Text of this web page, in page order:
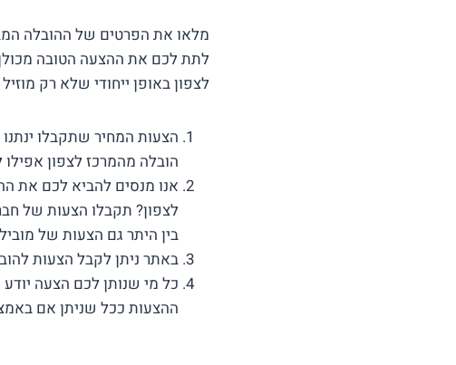
מלאו את הפרטים של ההובלה
לתת לכם את ההצעה הטובה
לצפון באופן ייחודי שלא רק
הצעות המחיר שתקבלו
הובלה מהמרכז לצפון
אנו מנסים להביא לכם את
לצפון? תקבלו הצעות של
בין היתר גם הצעות של
באתר ניתן לקבל הצעות
כל מי שנותן לכם הצעה
ההצעות ככל שניתן אם